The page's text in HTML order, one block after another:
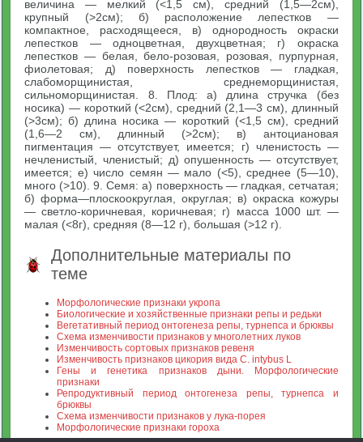
величина — мелкий (<1,5 см), средний (1,5—2см),
крупный (>2см); б) расположение лепестков —
компактное, расходящееся, в) однородность окраски
лепестков — одноцветная, двухцветная; г) окраска
лепестков — белая, бело-розовая, розовая, пурпурная,
фиолетовая; д) поверхность лепестков — гладкая,
слабоморщинистая, среднеморщинистая,
сильноморщинистая. 8. Плод: а) длина стручка (без
носика) — короткий (<2см), средний (2,1—3 см), длинный
(>3см); б) длина носика — короткий (<1,5 см), средний
(1,6—2 см), длинный (>2см); в) антоциановая
пигментация — отсутствует, имеется; г) членистость —
нечленистый, членистый; д) опушенность — отсутствует,
имеется; е) число семян — мало (<5), среднее (5—10),
много (>10). 9. Семя: а) поверхность — гладкая, сетчатая;
б) форма—плоскоокруглая, округлая; в) окраска кожуры
— светло-коричневая, коричневая; г) масса 1000 шт. —
малая (<8г), средняя (8—12 г), большая (>12 г).
Дополнительные материалы по
теме
Морфологические признаки укропа
Биологические и хозяйственные признаки репы и редьки
Вегетативный период онтогенеза репы, турнепса и брюквы
Схема изменчивости признаков у многолетних луков
Изменчивость сортовых признаков ревеня
Изменчивость признаков цикория вида С. intybus L
Гены и генетика признаков дыни. Морфологические
признаки
Репродуктивный период онтогенеза репы, турнепса и
брюквы
Схема изменчивости признаков у лука-порея
Морфологические признаки гороха